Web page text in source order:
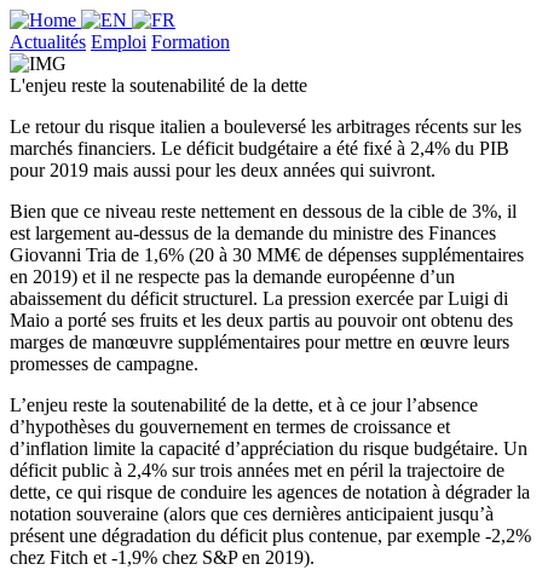
Actualités Emploi Formation
L'enjeu reste la soutenabilité de la dette
Le retour du risque italien a bouleversé les arbitrages récents sur les
marchés financiers. Le déficit budgétaire a été fixé à 2,4% du PIB
pour 2019 mais aussi pour les deux années qui suivront.
Bien que ce niveau reste nettement en dessous de la cible de 3%, il
est largement au-dessus de la demande du ministre des Finances
Giovanni Tria de 1,6% (20 à 30 MM€ de dépenses supplémentaires
en 2019) et il ne respecte pas la demande européenne d’un
abaissement du déficit structurel. La pression exercée par Luigi di
Maio a porté ses fruits et les deux partis au pouvoir ont obtenu des
marges de manœuvre supplémentaires pour mettre en œuvre leurs
promesses de campagne.
L’enjeu reste la soutenabilité de la dette, et à ce jour l’absence
d’hypothèses du gouvernement en termes de croissance et
d’inflation limite la capacité d’appréciation du risque budgétaire. Un
déficit public à 2,4% sur trois années met en péril la trajectoire de
dette, ce qui risque de conduire les agences de notation à dégrader la
notation souveraine (alors que ces dernières anticipaient jusqu’à
présent une dégradation du déficit plus contenue, par exemple -2,2%
chez Fitch et -1,9% chez S&P en 2019).